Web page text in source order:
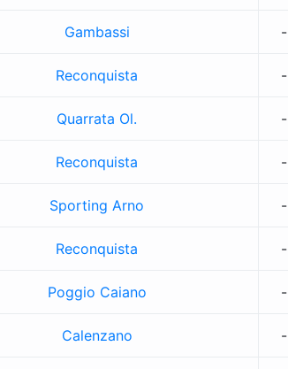
Gambassi -
Reconquista -
Quarrata Ol. -
Reconquista -
Sporting Arno -
Reconquista -
Poggio Caiano -
Calenzano -